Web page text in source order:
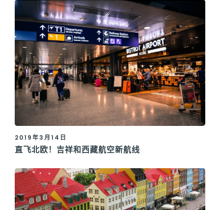
2019年3月14日
直飞北欧！吉祥和西藏航空新航线